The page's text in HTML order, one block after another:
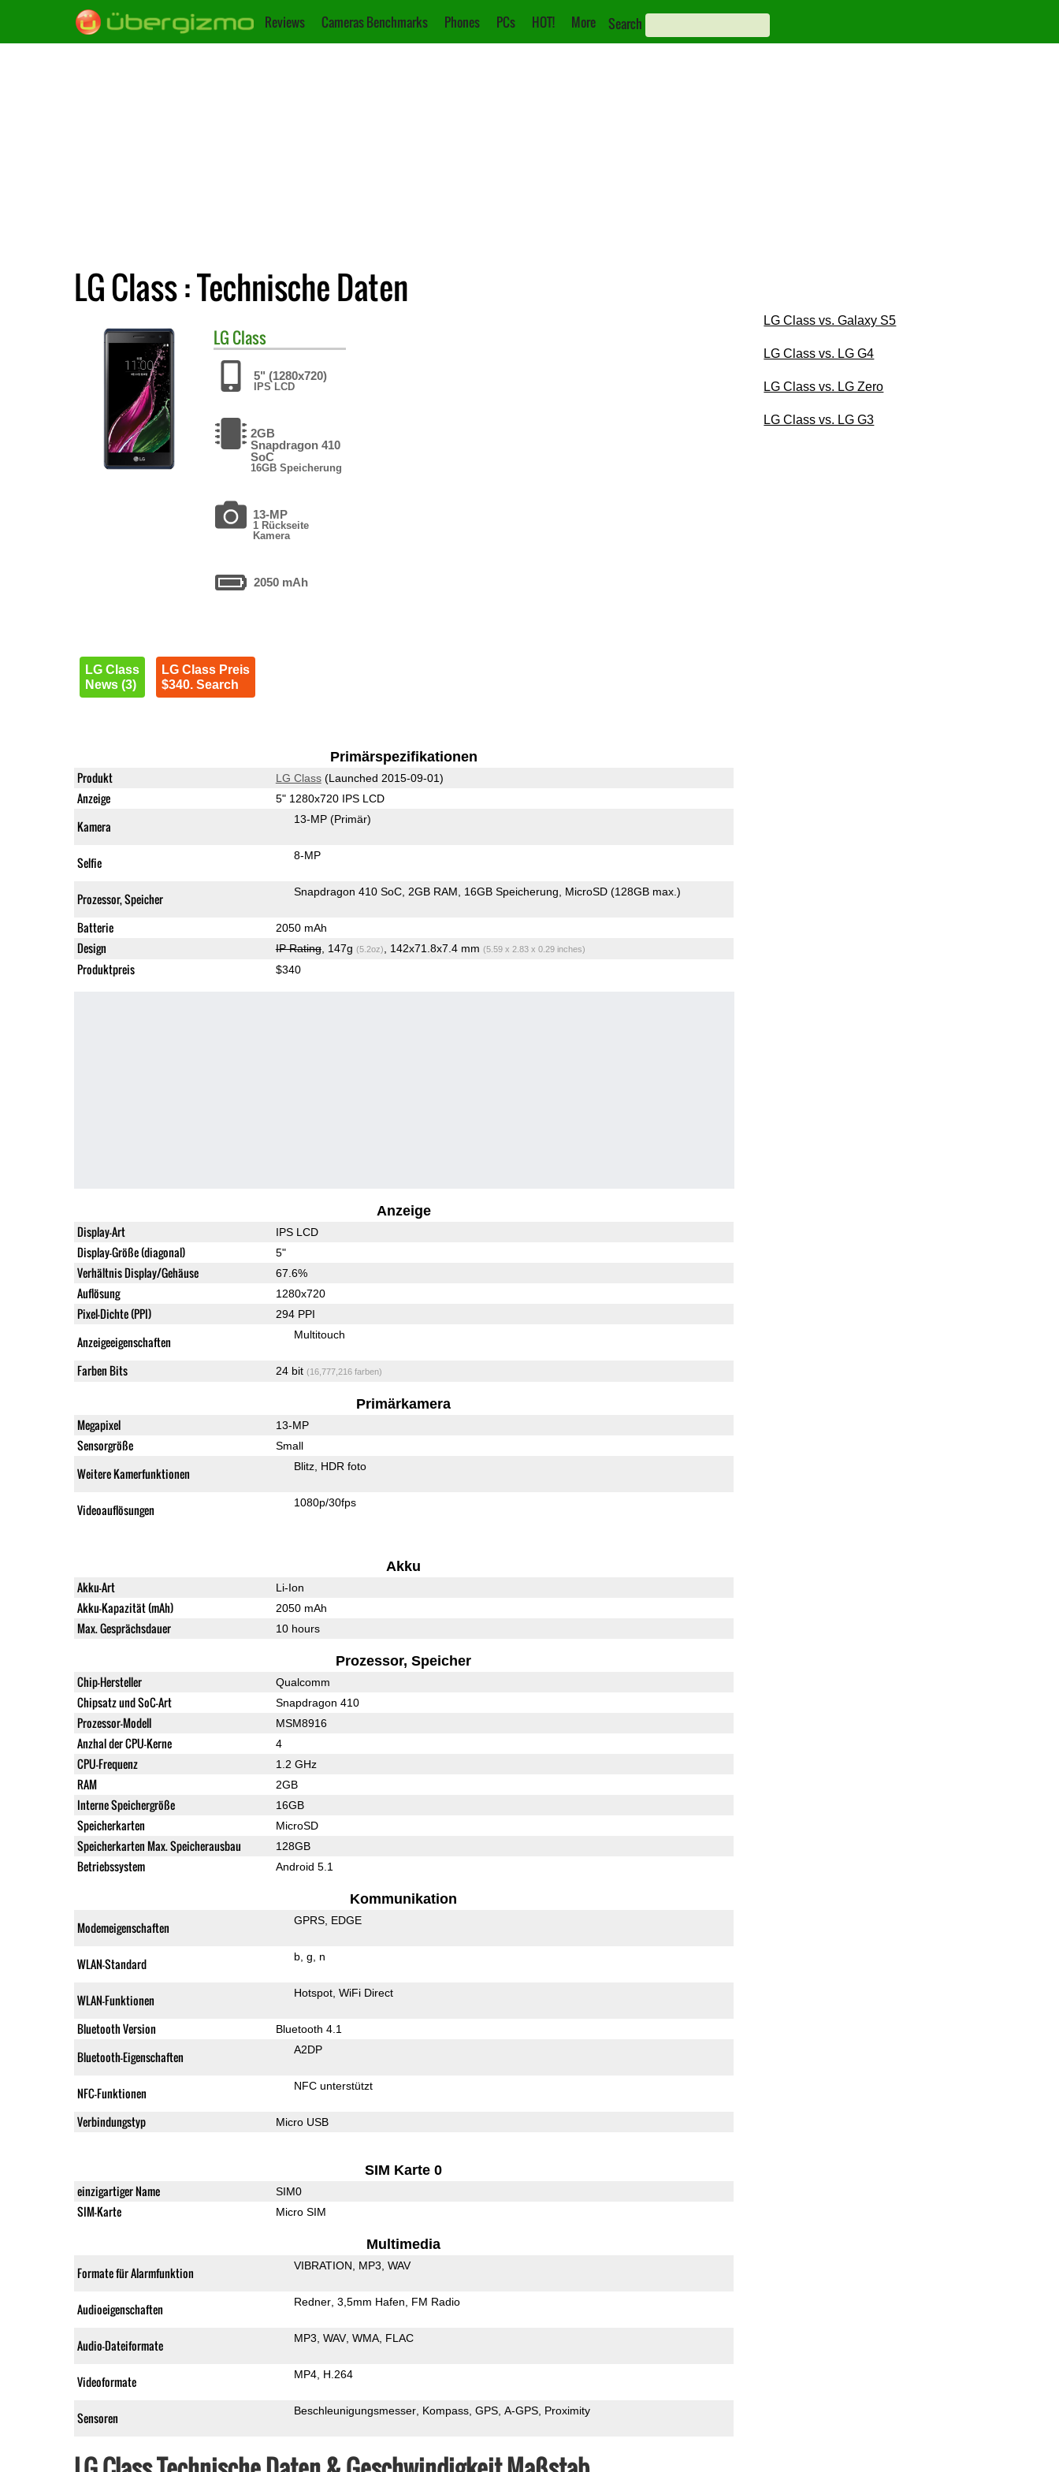
Reviews Cameras Benchmarks Phones PCs HOT! More Search
LG Class : Technische Daten
LG Class
5" (1280x720)
IPS LCD
2GB
Snapdragon 410
SoC
16GB Speicherung
13-MP
1 Rückseite
Kamera
2050 mAh
LG Class
News (3)
LG Class Preis
$340. Search
Primärspezifikationen
Produkt LG Class(Launched 2015-09-01)
Anzeige 5" 1280x720 IPS LCD
Kamera 13-MP (Primär)
Selfie 8-MP
Prozessor, Speicher Snapdragon 410 SoC 2GB RAM 16GB Speicherung MicroSD (128GB max.)
Batterie 2050 mAh
Design IP Rating, 147g (5.2oz) , 142x71.8x7.4 mm (5.59 x 2.83 x 0.29 inches)
Produktpreis $340
Anzeige
Display-Art IPS LCD
Display-Größe (diagonal) 5"
Verhältnis Display/Gehäuse 67.6%
Auflösung 1280x720
Pixel-Dichte (PPI) 294 PPI
Anzeigeeigenschaften Multitouch
Farben Bits 24 bit (16,777,216 farben)
Primärkamera
Megapixel 13-MP
Sensorgröße Small
Weitere Kamerfunktionen Blitz HDR foto
Videoauflösungen 1080p/30fps
Akku
Akku-Art Li-Ion
Akku-Kapazität (mAh) 2050 mAh
Max. Gesprächsdauer 10 hours
Prozessor, Speicher
Chip-Hersteller Qualcomm
Chipsatz und SoC-Art Snapdragon 410
Prozessor-Modell MSM8916
Anzhal der CPU-Kerne 4
CPU-Frequenz 1.2 GHz
RAM 2GB
Interne Speichergröße 16GB
Speicherkarten MicroSD
Speicherkarten Max. Speicherausbau 128GB
Betriebssystem Android 5.1
Kommunikation
Modemeigenschaften GPRS EDGE
WLAN-Standard b g n
WLAN-Funktionen Hotspot WiFi Direct
Bluetooth Version Bluetooth 4.1
Bluetooth-Eigenschaften A2DP
NFC-Funktionen NFC unterstützt
Verbindungstyp Micro USB
SIM Karte 0
einzigartiger Name SIM0
SIM-Karte Micro SIM
Multimedia
Formate für Alarmfunktion VIBRATION MP3 WAV
Audioeigenschaften Redner 3,5mm Hafen FM Radio
Audio-Dateiformate MP3 WAV WMA FLAC
Videoformate MP4 H.264
Sensoren Beschleunigungsmesser Kompass GPS A-GPS Proximity
LG Class vs. Galaxy S5
LG Class vs. LG G4
LG Class vs. LG Zero
LG Class vs. LG G3